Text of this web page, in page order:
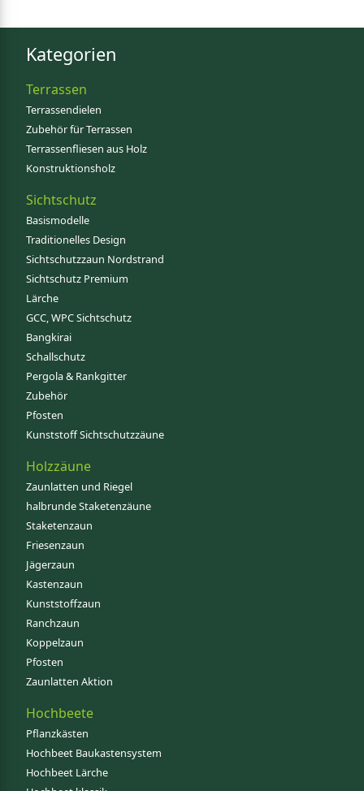
Kategorien
Terrassen
Terrassendielen
Zubehör für Terrassen
Terrassenfliesen aus Holz
Konstruktionsholz
Sichtschutz
Basismodelle
Traditionelles Design
Sichtschutzzaun Nordstrand
Sichtschutz Premium
Lärche
GCC, WPC Sichtschutz
Bangkirai
Schallschutz
Pergola & Rankgitter
Zubehör
Pfosten
Kunststoff Sichtschutzzäune
Holzzäune
Zaunlatten und Riegel
halbrunde Staketenzäune
Staketenzaun
Friesenzaun
Jägerzaun
Kastenzaun
Kunststoffzaun
Ranchzaun
Koppelzaun
Pfosten
Zaunlatten Aktion
Hochbeete
Pflanzkästen
Hochbeet Baukastensystem
Hochbeet Lärche